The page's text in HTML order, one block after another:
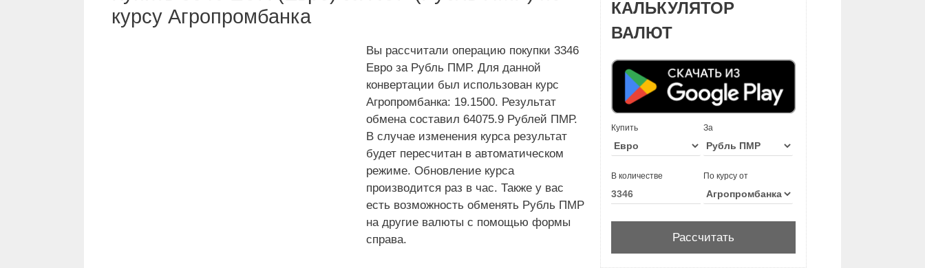
курсу Агропромбанка
Вы рассчитали операцию покупки 3346
Евро за Рубль ПМР. Для данной
конвертации был использован курс
Агропромбанка: 19.1500. Результат
обмена составил 64075.9 Рублей ПМР.
В случае изменения курса результат
будет пересчитан в автоматическом
режиме. Обновление курса
производится раз в час. Также у вас
есть возможность обменять Рубль ПМР
на другие валюты с помощью формы
справа.
КАЛЬКУЛЯТОР
ВАЛЮТ
Купить За
В количестве По курсу от